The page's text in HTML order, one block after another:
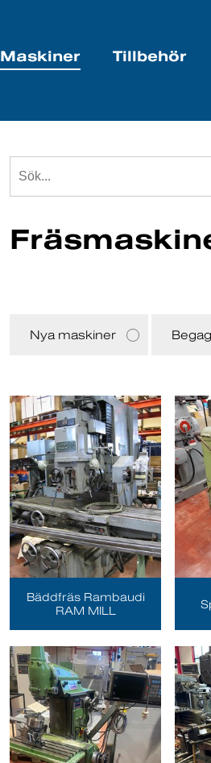
Maskiner Tillbehör
Nya maskiner
Bäddfräs Rambaudi
RAM MILL